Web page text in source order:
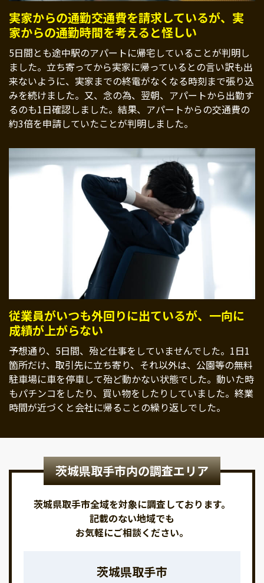
実家からの通勤交通費を請求しているが、実
家からの通勤時間を考えると怪しい
5日間とも途中駅のアパートに帰宅していることが判明し
ました。立ち寄ってから実家に帰っているとの言い訳も出
来ないように、実家までの終電がなくなる時刻まで張り込
みを続けました。又、念の為、翌朝、アパートから出勤す
るのも1日確認しました。結果、アパートからの交通費の
約3倍を申請していたことが判明しました。
従業員がいつも外回りに出ているが、一向に
成績が上がらない
予想通り、5日間、殆ど仕事をしていませんでした。1日1
箇所だけ、取引先に立ち寄り、それ以外は、公園等の無料
駐車場に車を停車して殆ど動かない状態でした。動いた時
もパチンコをしたり、買い物をしたりしていました。終業
時間が近づくと会社に帰ることの繰り返しでした。
茨城県取手市内の調査エリア
茨城県取手市全域を対象に調査しております。
記載のない地域でも
お気軽にご相談ください。
茨城県取手市